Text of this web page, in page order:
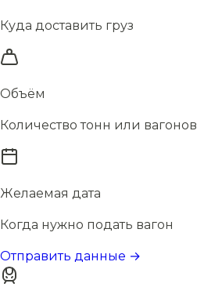
Куда доставить груз
Объём
Количество тонн или вагонов
Желаемая дата
Когда нужно подать вагон
Отправить данные →